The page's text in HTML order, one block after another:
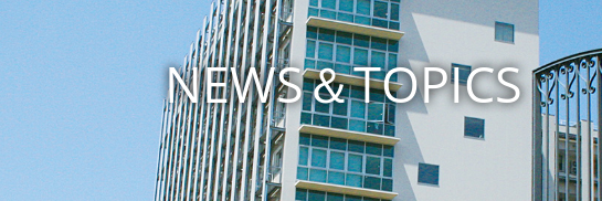
NEWS＆TOPICS